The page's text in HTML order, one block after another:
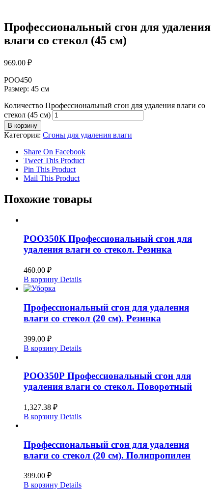
Профессиональный сгон для удаления
влаги со стекол (45 см)
969.00 ₽
РОО450
Размер: 45 см
Количество Профессиональный сгон для удаления влаги со
стекол (45 см)
В корзину
Категория: Сгоны для удаления влаги
Share On Facebook
Tweet This Product
Pin This Product
Mail This Product
Похожие товары
РОО350К Профессиональный сгон для
удаления влаги со стекол. Резинка
460.00 ₽
В корзину Details
Профессиональный сгон для удаления
влаги со стекол (20 см). Резинка
399.00 ₽
В корзину Details
РОО350Р Профессиональный сгон для
удаления влаги со стекол. Поворотный
1,327.38 ₽
В корзину Details
Профессиональный сгон для удаления
влаги со стекол (20 см). Полипропилен
399.00 ₽
В корзину Details